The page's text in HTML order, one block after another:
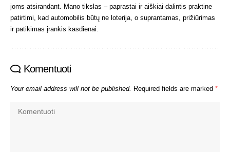
joms atsirandant. Mano tikslas – paprastai ir aiškiai dalintis praktine
patirtimi, kad automobilis būtų ne loterija, o suprantamas, prižiūrimas
ir patikimas įrankis kasdienai.
Komentuoti
Your email address will not be published. Required fields are marked *